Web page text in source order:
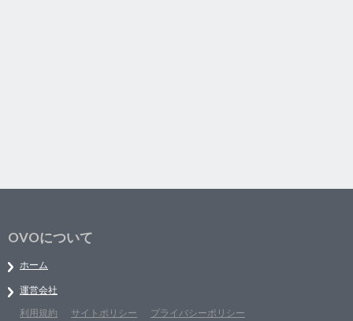
OVOについて
ホーム
運営会社
利用規約
サイトポリシー プライバシーポリシー